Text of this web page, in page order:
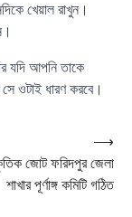
খেয়াল রাখুন।
যদি আপনি তাকে
ওটাই ধারণ করবে।
জোট ফরিদপুর জেলা
শাখার পূর্ণাঙ্গ কমিটি গঠিত
⟶